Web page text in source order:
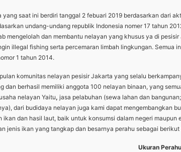
saat ini berdiri tanggal 2 febuari 2019 berdasarkan dari
undang-undang republik Indonesia nomer 17 tahun
dan membantu nelayan yang khusus ya di
illegal fishing serta percemaran limbah lingkungan. Semua
1 tahun 2014.
komunitas nelayan pesisir Jakarta yang selalu
berhasil memiliki anggota 100 nelayan binaan, yang
nelayan Yaitu, jasa pelabuhan (sewa lahan dan
dari budidaya nelayan juga kami dapat mengembangkan
dan hasil laut, baik untuk konsumsi dalam negeri maupun
jenis ikan yang tangkap dan besarnya perahu sebagai berikut
Ukuran Perahu